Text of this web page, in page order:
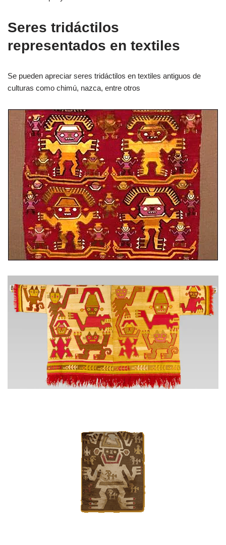
Seres tridáctilos
representados en textiles
Se pueden apreciar seres tridáctilos en textiles antiguos de
culturas como chimú, nazca, entre otros